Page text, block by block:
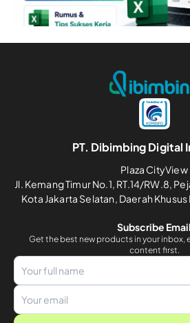
PT. Dibimbing Digital
Plaza CityView
Jl. Kemang Timur No.1, RT.14/RW.8,
Kota Jakarta Selatan, Daerah
Subscribe Email
Get the best new products in your inbox,
content first.